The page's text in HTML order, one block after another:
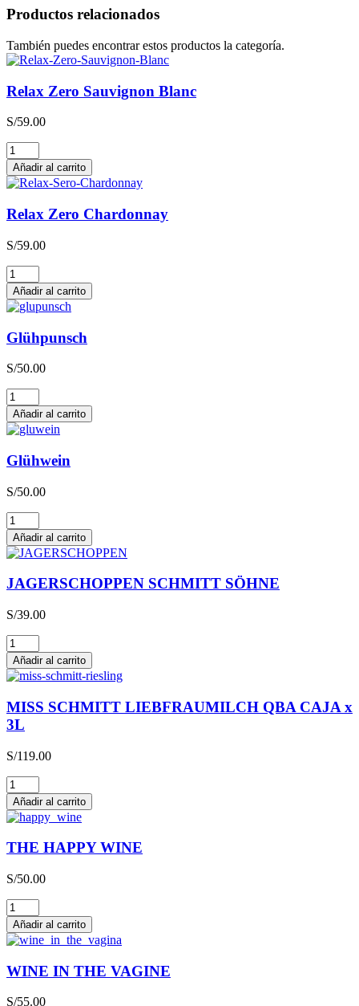
Productos relacionados
También puedes encontrar estos productos la categoría.
Relax Zero Sauvignon Blanc
S/59.00
Relax
Zero
Sauvignon
Blanc
cantidad
Añadir al carrito
Relax Zero Chardonnay
S/59.00
Relax
Zero
Chardonnay
cantidad
Añadir al carrito
Glühpunsch
S/50.00
Glühpunsch
cantidad
Añadir al carrito
Glühwein
S/50.00
Glühwein
cantidad
Añadir al carrito
JAGERSCHOPPEN SCHMITT SÖHNE
S/39.00
JAGERSCHOPPEN
SCHMITT
SÖHNE
cantidad
Añadir al carrito
MISS SCHMITT LIEBFRAUMILCH QBA CAJA x
3L
S/119.00
MISS
SCHMITT
LIEBFRAUMILCH
QBA
CAJA
x
cantidad
Añadir al carrito
THE HAPPY WINE
S/50.00
THE
HAPPY
WINE
cantidad
Añadir al carrito
WINE IN THE VAGINE
S/55.00